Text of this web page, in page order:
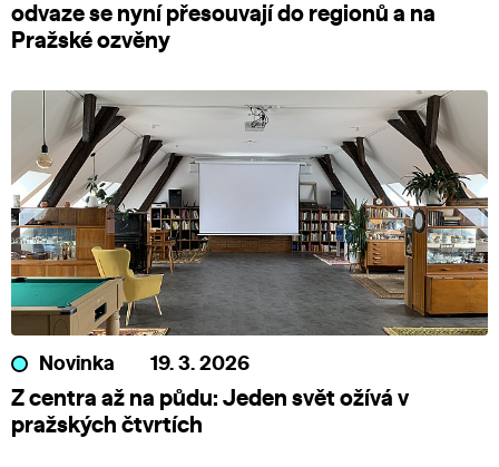
odvaze se nyní přesouvají do regionů a na
Pražské ozvěny
Novinka 19. 3. 2026
Z centra až na půdu: Jeden svět ožívá v
pražských čtvrtích